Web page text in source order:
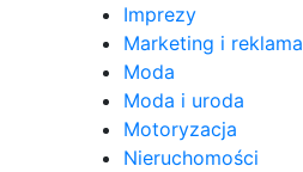
Imprezy
Marketing i reklama
Moda
Moda i uroda
Motoryzacja
Nieruchomości